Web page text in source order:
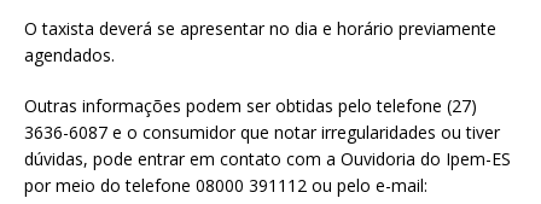
O taxista deverá se apresentar no dia e horário previamente
agendados.
Outras informações podem ser obtidas pelo telefone (27)
3636-6087 e o consumidor que notar irregularidades ou tiver
dúvidas, pode entrar em contato com a Ouvidoria do Ipem-ES
por meio do telefone 08000 391112 ou pelo e-mail: